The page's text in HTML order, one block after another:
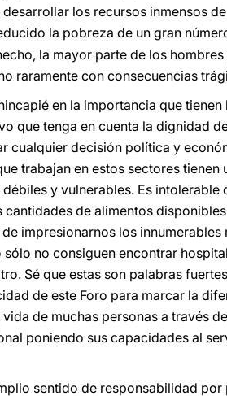
los recursos inmensos
la pobreza de un gran
la mayor parte de los
raramente con consecuencias
en la importancia que
que tenga en cuenta la dignidad
cualquier decisión política y
trabajan en estos sectores
y vulnerables. Es
de alimentos
impresionarnos los
no consiguen encontrar
Sé que estas son palabras
de este Foro para marcar la
de muchas personas a través
poniendo sus capacidades al
sentido de responsabilidad